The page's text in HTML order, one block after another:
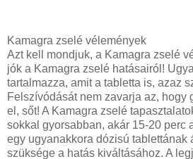
Kamagra zselé vélemények
Azt kell mondjuk, a Kamagra zselé
jók a Kamagra zselé hatásairól!
tartalmazza, amit a tabletta is, azaz
Felszívódását nem zavarja az, hogy
el, sőt! A Kamagra zselé
sokkal gyorsabban, akár 15-20 perc
egy ugyanakkora dózisú tablettának
szüksége a hatás kiváltásához. A